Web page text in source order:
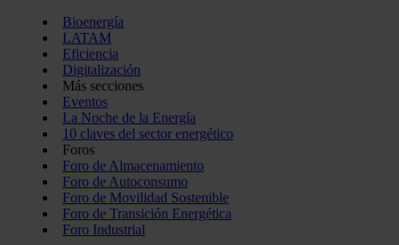
Bioenergía
LATAM
Eficiencia
Digitalización
Más secciones
Eventos
La Noche de la Energía
10 claves del sector energético
Foros
Foro de Almacenamiento
Foro de Autoconsumo
Foro de Movilidad Sostenible
Foro de Transición Energética
Foro Industrial